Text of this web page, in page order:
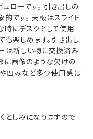
ローです。 引き出しの
です。 天板はスライド
時にデスクとして使用
も楽しめます。引き出し
は新しい物に交換済み
に画像のような欠けの
凹みなど多少使用感は
としみになりますので